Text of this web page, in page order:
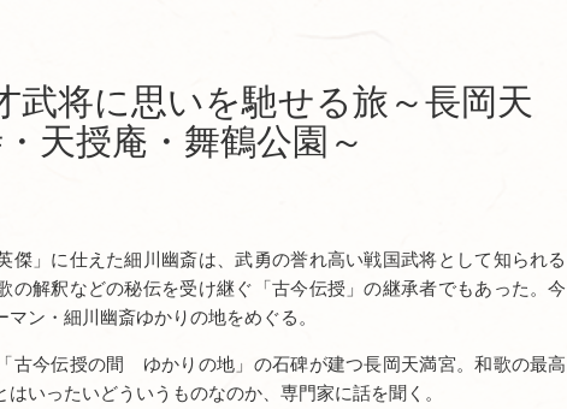
将に思いを馳せる旅～長岡天
天授庵・舞鶴公園～
傑」に仕えた細川幽斎は、武勇の誉れ高い戦国武将として知られる
の解釈などの秘伝を受け継ぐ「古今伝授」の継承者でもあった。今
ン・細川幽斎ゆかりの地をめぐる。
古今伝授の間 ゆかりの地」の石碑が建つ長岡天満宮。和歌の最高
いったいどういうものなのか、専門家に話を聞く。